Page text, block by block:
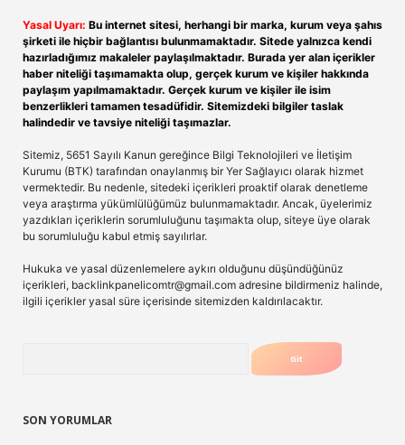
Yasal Uyarı: Bu internet sitesi, herhangi bir marka, kurum veya şahıs
şirketi ile hiçbir bağlantısı bulunmamaktadır. Sitede yalnızca kendi
hazırladığımız makaleler paylaşılmaktadır. Burada yer alan içerikler
haber niteliği taşımamakta olup, gerçek kurum ve kişiler hakkında
paylaşım yapılmamaktadır. Gerçek kurum ve kişiler ile isim
benzerlikleri tamamen tesadüfidir. Sitemizdeki bilgiler taslak
halindedir ve tavsiye niteliği taşımazlar.
Sitemiz, 5651 Sayılı Kanun gereğince Bilgi Teknolojileri ve İletişim
Kurumu (BTK) tarafından onaylanmış bir Yer Sağlayıcı olarak hizmet
vermektedir. Bu nedenle, sitedeki içerikleri proaktif olarak denetleme
veya araştırma yükümlülüğümüz bulunmamaktadır. Ancak, üyelerimiz
yazdıkları içeriklerin sorumluluğunu taşımakta olup, siteye üye olarak
bu sorumluluğu kabul etmiş sayılırlar.
Hukuka ve yasal düzenlemelere aykırı olduğunu düşündüğünüz
içerikleri, backlinkpanelicomtr@gmail.com adresine bildirmeniz halinde,
ilgili içerikler yasal süre içerisinde sitemizden kaldırılacaktır.
SON YORUMLAR